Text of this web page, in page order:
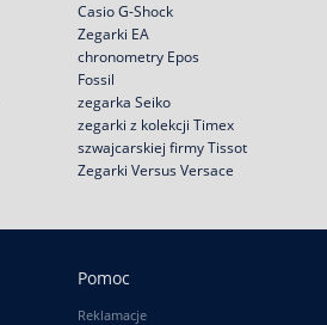
Casio G-Shock
Zegarki EA
chronometry Epos
Fossil
zegarka Seiko
zegarki z kolekcji Timex
szwajcarskiej firmy Tissot
Zegarki Versus Versace
Pomoc
Reklamacje